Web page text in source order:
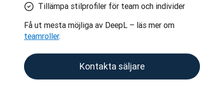
Tillämpa stilprofiler för team och individer
teamroller.
Kontakta säljare